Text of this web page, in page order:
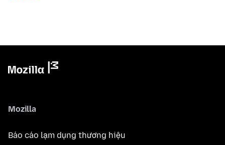
Mozilla
Báo cáo lạm dụng thương hiệu